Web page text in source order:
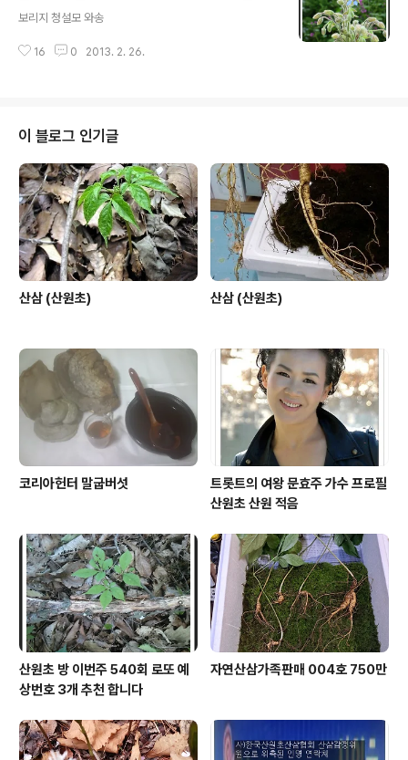
세월이 지나 산원이 이렇게 아직두 인터넷을 하고 잇으니
를 하면서, 굼궁한것이 많아서리... 검색창에 키워드를 이것
보리지 청설모 와송
16 0 2013. 2. 26.
이 블로그 인기글
산삼 (산원초) 산삼 (산원초)
코리아헌터 말굽버섯
트롯트의 여왕 문효주 가수 프로필
산원초 산원 적음
산원초 방 이번주 540회 로또 예
상번호 3개 추천 합니다
자연산삼가족판매 004호 750만